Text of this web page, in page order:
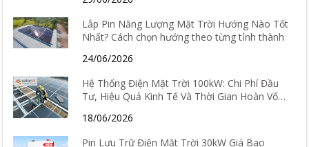
Lắp Pin Năng Lượng Mặt Trời Hướng Nào Tốt
Nhất? Cách chọn hướng theo từng tỉnh thành
24/06/2026
Hệ Thống Điện Mặt Trời 100kW: Chi Phí Đầu
Tư, Hiệu Quả Kinh Tế Và Thời Gian Hoàn Vốn
18/06/2026
Pin Lưu Trữ Điện Mặt Trời 30kW Giá Bao